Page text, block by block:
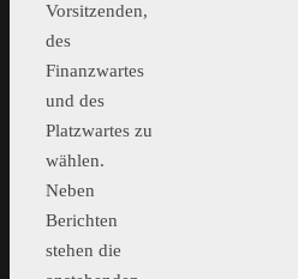
Vorsitzenden,
des
Finanzwartes
und des
Platzwartes zu
wählen.
Neben
Berichten
stehen die